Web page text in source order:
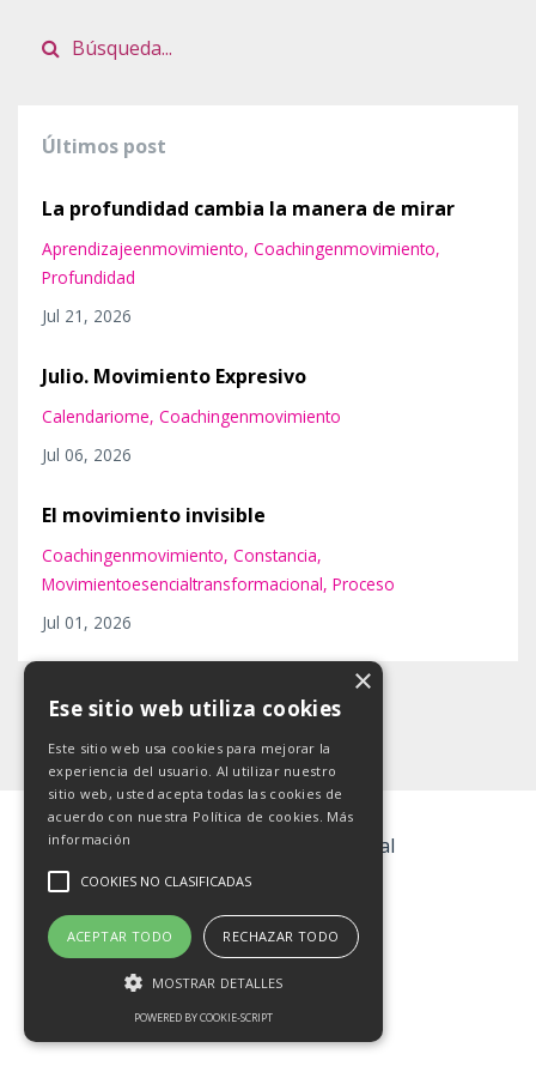
Últimos post
La profundidad cambia la manera de mirar
Aprendizajeenmovimiento Coachingenmovimiento
Profundidad
Jul 21, 2026
Julio. Movimiento Expresivo
Calendariome Coachingenmovimiento
Jul 06, 2026
El movimiento invisible
Coachingenmovimiento Constancia
Movimientoesencialtransformacional Proceso
Jul 01, 2026
© 2026 Movimiento esencial
Política de cookies
Aviso legal
×
Ese sitio web utiliza cookies
Este sitio web usa cookies para mejorar la
experiencia del usuario. Al utilizar nuestro
sitio web, usted acepta todas las cookies de
acuerdo con nuestra Política de cookies. Más
información
COOKIES NO CLASIFICADAS
ACEPTAR TODO RECHAZAR TODO
MOSTRAR DETALLES
POWERED BY COOKIE-SCRIPT